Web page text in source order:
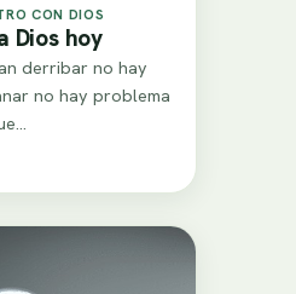
CON DIOS
Dios hoy
derribar no hay
no hay problema